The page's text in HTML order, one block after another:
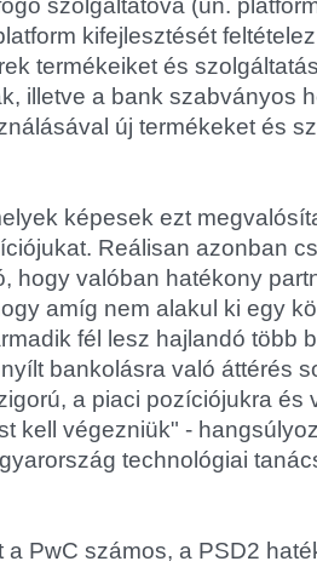
szolgáltatóvá (ún.
kifejlesztését
termékeiket és
illetve a bank szabványos
új termékeket és
képesek ezt
Reálisan azonban
hogy valóban hatékony
amíg nem alakul ki egy
fél lesz hajlandó több
bankolásra való áttérés
a piaci pozíciójukra és
kell végezniük" -
technológiai
a PwC számos, a PSD2